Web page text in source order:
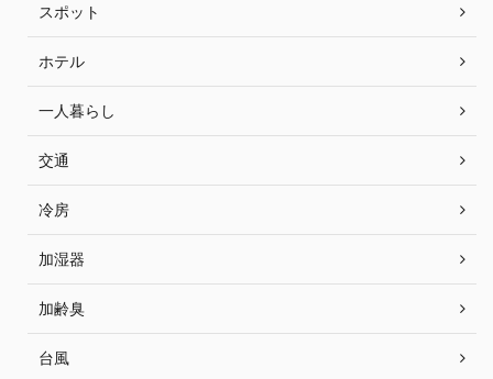
スポット
ホテル
一人暮らし
交通
冷房
加湿器
加齢臭
台風